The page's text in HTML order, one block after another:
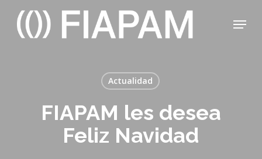
main
Menu
Actualidad
FIAPAM les desea
Feliz Navidad